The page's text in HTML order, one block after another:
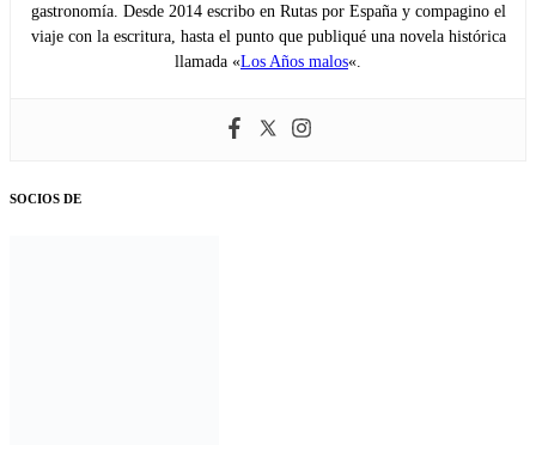
gastronomía. Desde 2014 escribo en Rutas por España y compagino el
viaje con la escritura, hasta el punto que publiqué una novela histórica
llamada «Los Años malos«.
SOCIOS DE